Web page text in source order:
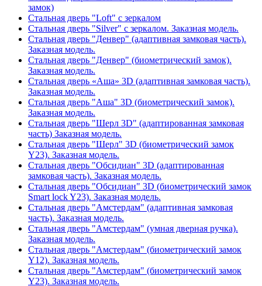
замок)
Стальная дверь "Loft" с зеркалом
Стальная дверь "Silver" с зеркалом. Заказная модель.
Стальная дверь "Денвер" (адаптивная замковая часть).
Заказная модель.
Стальная дверь "Денвер" (биометрический замок).
Заказная модель.
Стальная дверь «Аша» 3D (адаптивная замковая часть).
Заказная модель.
Стальная дверь "Аша" 3D (биометрический замок).
Заказная модель.
Стальная дверь "Шерл 3D" (адаптированная замковая
часть) Заказная модель.
Стальная дверь "Шерл" 3D (биометрический замок
Y23). Заказная модель.
Стальная дверь "Обсидиан" 3D (адаптированная
замковая часть). Заказная модель.
Стальная дверь "Обсидиан" 3D (биометрический замок
Smart lock Y23). Заказная модель.
Стальная дверь "Амстердам" (адаптивная замковая
часть). Заказная модель.
Стальная дверь "Амстердам" (умная дверная ручка).
Заказная модель.
Стальная дверь "Амстердам" (биометрический замок
Y12). Заказная модель.
Стальная дверь "Амстердам" (биометрический замок
Y23). Заказная модель.